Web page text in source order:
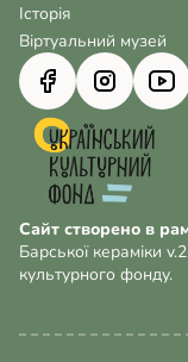
Історія
Віртуальний музей
Сайт створено в
Барської кераміки
культурного фонду.